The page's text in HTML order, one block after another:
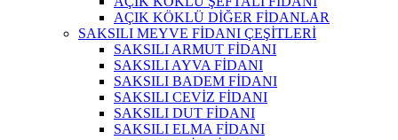
AÇIK KÖKLÜ DİĞER FİDANLAR
SAKSILI MEYVE FİDANI ÇEŞİTLERİ
SAKSILI ARMUT FİDANI
SAKSILI AYVA FİDANI
SAKSILI BADEM FİDANI
SAKSILI CEVİZ FİDANI
SAKSILI DUT FİDANI
SAKSILI ELMA FİDANI